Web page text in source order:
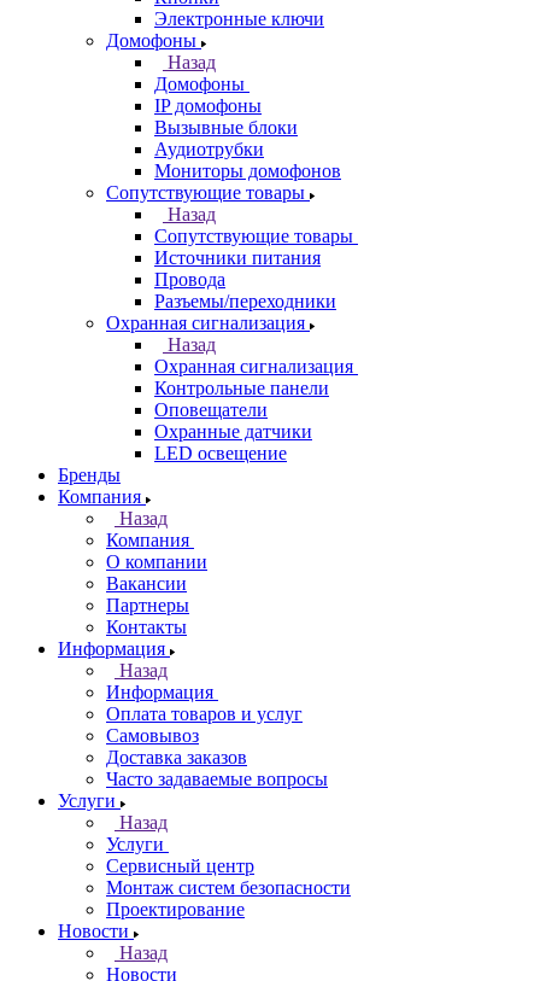
Электронные ключи
Домофоны
Назад
Домофоны
IP домофоны
Вызывные блоки
Аудиотрубки
Мониторы домофонов
Сопутствующие товары
Назад
Сопутствующие товары
Источники питания
Провода
Разъемы/переходники
Охранная сигнализация
Назад
Охранная сигнализация
Контрольные панели
Оповещатели
Охранные датчики
LED освещение
Бренды
Компания
Назад
Компания
О компании
Вакансии
Партнеры
Контакты
Информация
Назад
Информация
Оплата товаров и услуг
Самовывоз
Доставка заказов
Часто задаваемые вопросы
Услуги
Назад
Услуги
Сервисный центр
Монтаж систем безопасности
Проектирование
Новости
Назад
Новости